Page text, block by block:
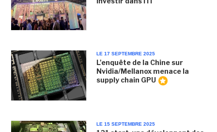
LE 17 SEPTEMBRE 2025
L'enquête de la Chine sur
Nvidia/Mellanox menace la
supply chain GPU
LE 15 SEPTEMBRE 2025